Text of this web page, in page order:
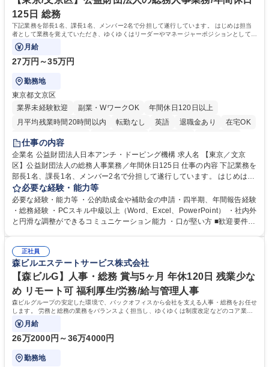
みです。 学歴・資格 学歴：大学院 大学 語学力：英語 資格：
125日 総務
下記業務を部長1名、課長1名、メンバー2名で分担して遂行しています。 はじめは担当
者として業務を覚えていただき、ゆくゆくはリーダーやマネージャーポジションとして活
躍いただくことを期待しています。
月給
27万円～35万円
勤務地
東京都文京区
業界未経験歓迎
副業・WワークOK
年間休日120日以上
月平均残業時間20時間以内
転勤なし 英語 退職金あり
在宅OK
賞与あり
育休あり
食事補助あり
仕事の内容
企業名 公益財団法人日本アンチ・ドーピング機構 求人名 【東京／文京
区】公益財団法人の総務人事業務／年間休日125日 仕事の内容 下記業務を
部長1名、課長1名、メンバー2名で分担して遂行しています。 はじめは担
当者として業務を覚えていただき、ゆくゆくはリーダーやマネージャーポ
ジションとして活躍いただくことを期待しています。 【総務・人事グルー
プの業務内容】 ・人事制度関連 ・採用活動 ・教育研修の企画、実行 ・勤
怠管理 ・官公庁への各種提出 ・法定の会議運営（評議員会、理事会） ・
管理 ・福利厚生関連 ・職員からの問合せ、相談対応 ・その他日常の総務
業務全般 募集職種 【東京／文京区】公益財団法人の総務人事業務／年間
休日125日
必要な経験・能力等
必要な経験・能力等 ・公的助成金や補助金の申請・四半期、年間報告経験
・総務経験 ・PCスキル中級以上（Word、Excel、PowerPoint） ・社内外
と円滑な調整ができるコミュニケーション能力 ・口が堅い方 ■歓迎要件
正社員
森ビルエステートサービス株式会社
【森ビルG】人事・総務 賞与5ヶ月 年休120日 残業少な
め リモート可 福利厚生/労務/給与管理人事
森ビルグループの安定した環境で、バックオフィスから会社を支える人事・総務をお任せ
します。 労務と総務の業務をバランスよく担当し、ゆくゆくは制度改定などのコア業務
にも挑戦できる、やりがいある環境です。
月給
26万2000円～36万4000円
勤務地